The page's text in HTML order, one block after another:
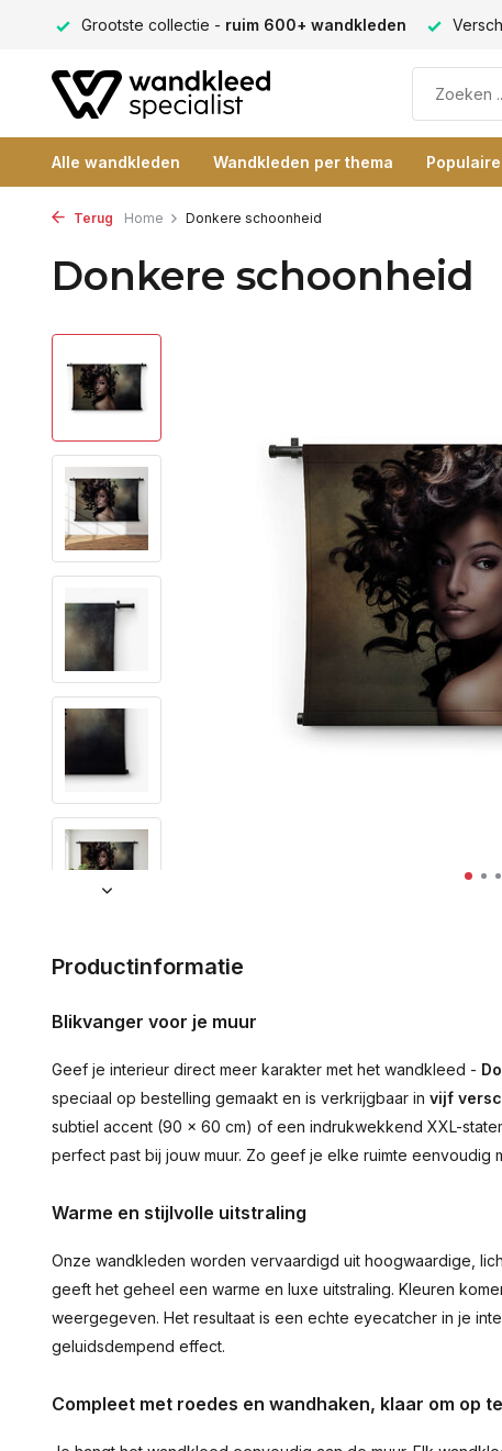
Grootste collectie -ruim 600+ wandkleden
Alle wandkleden Wandkleden per thema
Terug Home Donkere schoonheid
Donkere schoonheid
Productinformatie
Blikvanger voor je muur
Geef je interieur direct meer karakter met het wandkleed -
speciaal op bestelling gemaakt en is verkrijgbaar in vijf
subtiel accent (90 × 60 cm) of een indrukwekkend XXL-
perfect past bij jouw muur. Zo geef je elke ruimte eenvoudig
Warme en stijlvolle uitstraling
Onze wandkleden worden vervaardigd uit hoogwaardige,
geeft het geheel een warme en luxe uitstraling. Kleuren
weergegeven. Het resultaat is een echte eyecatcher in je
geluidsdempend effect.
Compleet met roedes en wandhaken, klaar om op